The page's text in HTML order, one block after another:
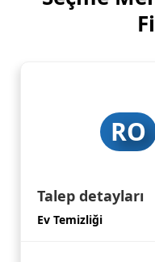
RO
Talep detayları
Ev Temizliği